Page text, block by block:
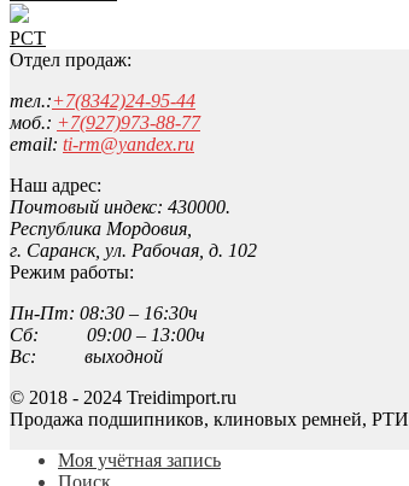
РСТ
Отдел продаж:
тел.:+7(8342)24-95-44
моб.: +7(927)973-88-77
email: ti-rm@yandex.ru
Наш адрес:
Почтовый индекс: 430000.
Республика Мордовия,
г. Саранск, ул. Рабочая, д. 102
Режим работы:
Пн-Пт: 08:30 – 16:30ч
Сб: 09:00 – 13:00ч
Вс: выходной
© 2018 - 2024 Treidimport.ru
Продажа подшипников, клиновых ремней, РТИ
Моя учётная запись
Поиск